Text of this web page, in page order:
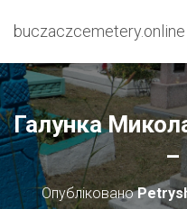
buczaczcemetery.online
Галунка
–
Опубліковано